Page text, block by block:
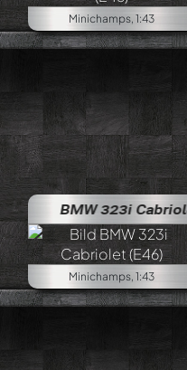
Minichamps, 1:43
BMW 323i Cabriolet
Minichamps, 1:43